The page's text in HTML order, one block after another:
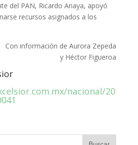
del PAN, Ricardo Anaya, apoyó
recursos asignados a los
Con información de Aurora Zepeda
y Héctor Figueroa
nacional/20